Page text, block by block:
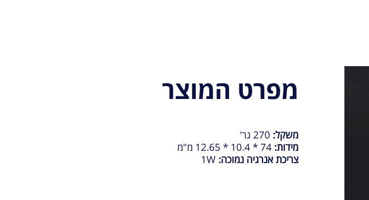
מפרט המוצר
משקל:
מידות: 74 * 10.4 * 12.65 מ"מ
צריכת אנרגיה נמוכה: 1W